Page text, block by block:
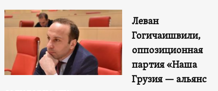
Леван
Гогичаишвили,
оппозиционная
партия «Наша
Грузия — альянс